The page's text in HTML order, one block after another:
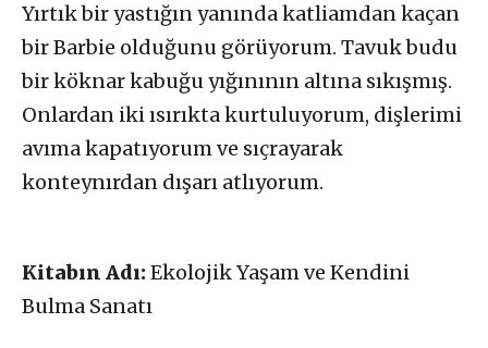
Yırtık bir yastığın yanında katliamdan kaçan
bir Barbie olduğunu görüyorum. Tavuk budu
bir köknar kabuğu yığınının altına sıkışmış.
Onlardan iki ısırıkta kurtuluyorum, dişlerimi
avıma kapatıyorum ve sıçrayarak
konteynırdan dışarı atlıyorum.
Kitabın Adı:Ekolojik Yaşam ve Kendini
Bulma Sanatı